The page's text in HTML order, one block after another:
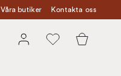
Våra butiker Kontakta oss